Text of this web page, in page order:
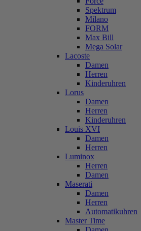
Spektrum
Milano
FORM
Max Bill
Mega Solar
Lacoste
Damen
Herren
Kinderuhren
Lorus
Damen
Herren
Kinderuhren
Louis XVI
Damen
Herren
Luminox
Herren
Damen
Maserati
Damen
Herren
Automatikuhren
Master Time